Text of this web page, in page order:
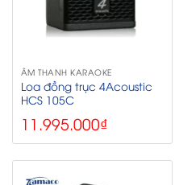
ÂM THANH KARAOKE
Loa đồng trục 4Acoustic
HCS 105C
11.995.000₫